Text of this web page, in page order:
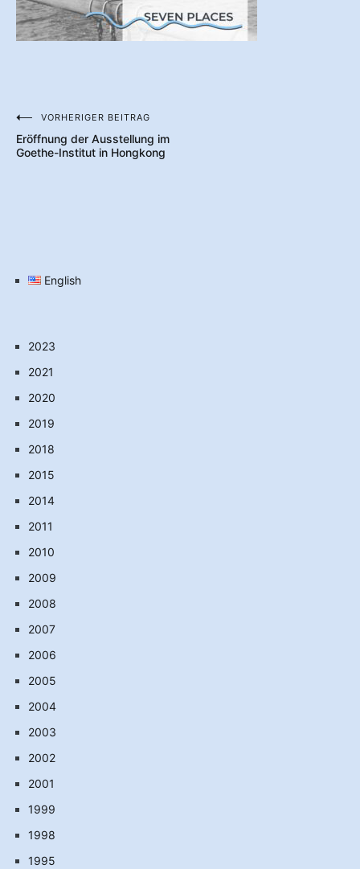
Beitragsnavigation
VORHERIGER BEITRAG
Eröffnung der Ausstellung im
Goethe-Institut in Hongkong
English
2023
2021
2020
2019
2018
2015
2014
2011
2010
2009
2008
2007
2006
2005
2004
2003
2002
2001
1999
1998
1995